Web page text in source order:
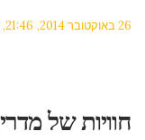
26 באוקטובר 2014 21:46
חוויות של